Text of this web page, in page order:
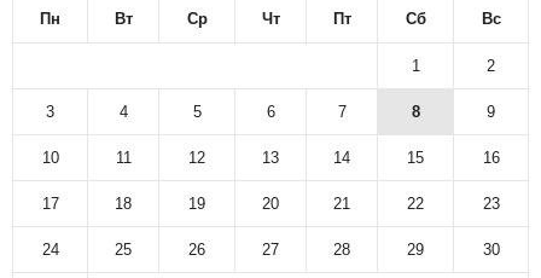
Пн Вт Ср Чт Пт Сб Вс
1 2
3 4 5 6 7 8 9
10 11 12 13 14 15 16
17 18 19 20 21 22 23
24 25 26 27 28 29 30